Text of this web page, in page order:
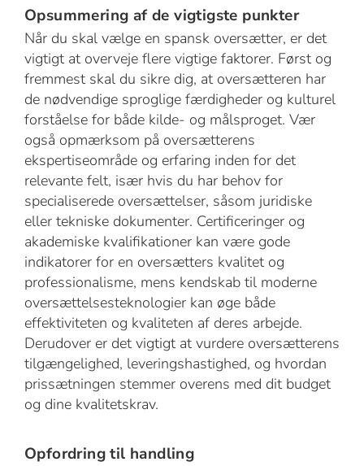
Opsummering af de vigtigste punkter
Når du skal vælge en spansk oversætter, er det
vigtigt at overveje flere vigtige faktorer. Først og
fremmest skal du sikre dig, at oversætteren har
de nødvendige sproglige færdigheder og kulturel
forståelse for både kilde- og målsproget. Vær
også opmærksom på oversætterens
ekspertiseområde og erfaring inden for det
relevante felt, især hvis du har behov for
specialiserede oversættelser, såsom juridiske
eller tekniske dokumenter. Certificeringer og
akademiske kvalifikationer kan være gode
indikatorer for en oversætters kvalitet og
professionalisme, mens kendskab til moderne
oversættelsesteknologier kan øge både
effektiviteten og kvaliteten af deres arbejde.
Derudover er det vigtigt at vurdere oversætterens
tilgængelighed, leveringshastighed, og hvordan
prissætningen stemmer overens med dit budget
og dine kvalitetskrav.
Opfordring til handling